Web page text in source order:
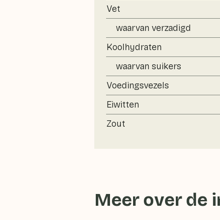
Vet
waarvan verzadigd
Koolhydraten
waarvan suikers
Voedingsvezels
Eiwitten
Zout
Meer over de